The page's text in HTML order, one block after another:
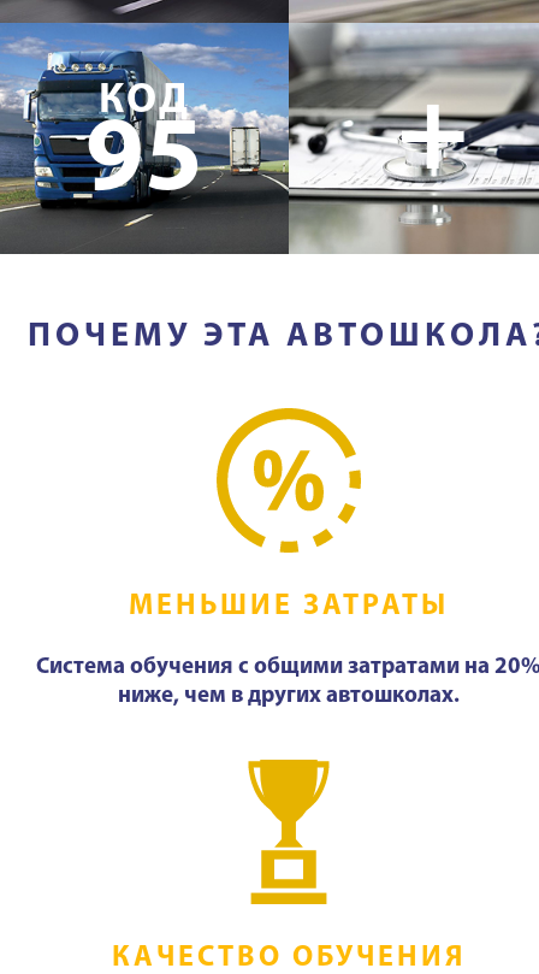
КОД
95 +
ПОЧЕМУ ЭТА
МЕНЬШИЕ ЗАТРАТЫ
Система обучения с общими затратами на
ниже, чем в других автошколах.
КАЧЕСТВО ОБУЧЕНИЯ